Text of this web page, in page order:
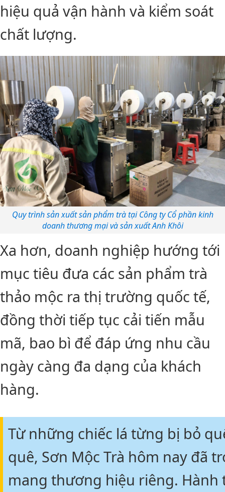
hiệu quả vận hành và kiểm soát
chất lượng.
Quy trình sản xuất sản phẩm trà tại Công ty Cổ phần kinh
doanh thương mại và sản xuất Anh Khôi
Xa hơn, doanh nghiệp hướng tới
mục tiêu đưa các sản phẩm trà
thảo mộc ra thị trường quốc tế,
đồng thời tiếp tục cải tiến mẫu
mã, bao bì để đáp ứng nhu cầu
ngày càng đa dạng của khách
hàng.
Từ những chiếc lá từng bị bỏ
quê, Sơn Mộc Trà hôm nay đã
mang thương hiệu riêng. Hành